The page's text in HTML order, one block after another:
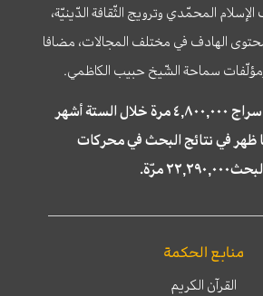
المحمّدي وترويج الثّقافة الدّينيّة،
الهادف في مختلف المجالات، مضافا
سماحة الشّيخ حبيب الكاظمي.
تمّت زيارة موقع سراج ٤,٨٠٠,٠٠٠ مرة خلال الستة أشهر
ظهر في نتائج البحث في محركات
مرّة.
منابع الحكمة
القرآن الكريم